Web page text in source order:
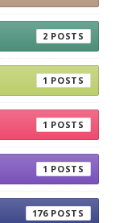
2
1
1
1
176